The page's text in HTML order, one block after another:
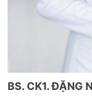
BS. CK1. ĐẶNG